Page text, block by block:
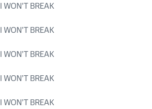
I WON’T BREAK
I WON’T BREAK
I WON’T BREAK
I WON’T BREAK
I WON’T BREAK